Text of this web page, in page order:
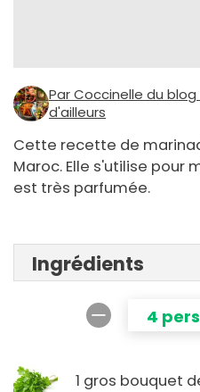
Par Coccinelle du
d'ailleurs
Cette recette de
Maroc. Elle s'utilise pour
est très parfumée.
Ingrédients
4
1 gros bouquet